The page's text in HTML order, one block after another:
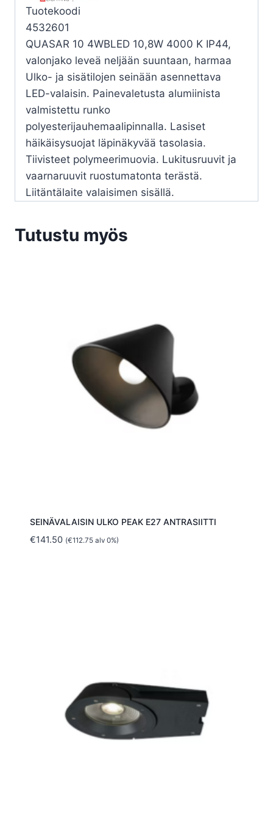
Tuotekoodi
4532601
QUASAR 10 4WBLED 10,8W 4000 K IP44,
valonjako leveä neljään suuntaan, harmaa
Ulko- ja sisätilojen seinään asennettava
LED-valaisin. Painevaletusta alumiinista
valmistettu runko
polyesterijauhemaalipinnalla. Lasiset
häikäisysuojat läpinäkyvää tasolasia.
Tiivisteet polymeerimuovia. Lukitusruuvit ja
vaarnaruuvit ruostumatonta terästä.
Liitäntälaite valaisimen sisällä.
Tutustu myös
SEINÄVALAISIN ULKO PEAK E27 ANTRASIITTI
€141.50 (€112.75alv 0%)